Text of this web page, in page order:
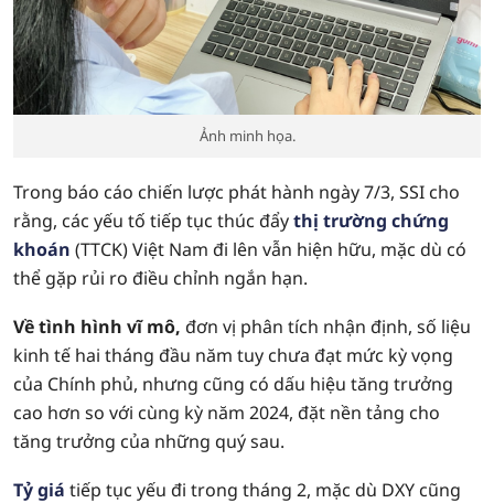
Ảnh minh họa.
Trong báo cáo chiến lược phát hành ngày 7/3, SSI cho
rằng, các yếu tố tiếp tục thúc đẩythị trường chứng
khoán (TTCK) Việt Nam đi lên vẫn hiện hữu, mặc dù có
thể gặp rủi ro điều chỉnh ngắn hạn.
Về tình hình vĩ mô, đơn vị phân tích nhận định, số liệu
kinh tế hai tháng đầu năm tuy chưa đạt mức kỳ vọng
của Chính phủ, nhưng cũng có dấu hiệu tăng trưởng
cao hơn so với cùng kỳ năm 2024, đặt nền tảng cho
tăng trưởng của những quý sau.
Tỷ giá tiếp tục yếu đi trong tháng 2, mặc dù DXY cũng